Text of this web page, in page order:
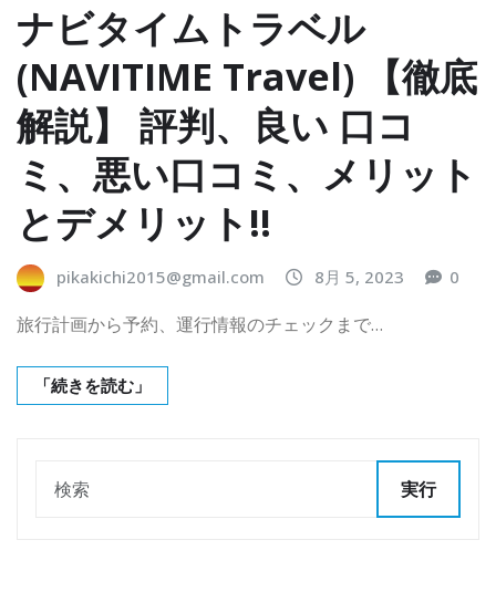
ナビタイムトラベル
(NAVITIME Travel) 【徹底
解説】 評判、良い 口コ
ミ、悪い口コミ、メリット
とデメリット!!
pikakichi2015@gmail.com 8月 5, 2023 0
旅行計画から予約、運行情報のチェックまで…
「続きを読む」
実行